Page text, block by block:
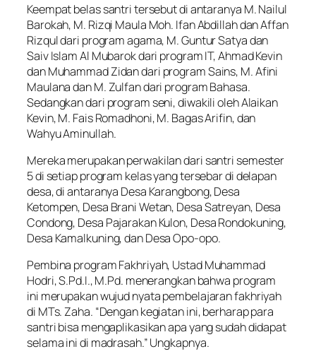
Keempat belas santri tersebut di antaranya M. Nailul
Barokah, M. Rizqi Maula Moh. Ifan Abdillah dan Affan
Rizqul dari program agama, M. Guntur Satya dan
Saiv Islam Al Mubarok dari program IT, Ahmad Kevin
dan Muhammad Zidan dari program Sains, M. Afini
Maulana dan M. Zulfan dari program Bahasa.
Sedangkan dari program seni, diwakili oleh Alaikan
Kevin, M. Fais Romadhoni, M. Bagas Arifin, dan
Wahyu Aminullah.
Mereka merupakan perwakilan dari santri semester
5 di setiap program kelas yang tersebar di delapan
desa, di antaranya Desa Karangbong, Desa
Ketompen, Desa Brani Wetan, Desa Satreyan, Desa
Condong, Desa Pajarakan Kulon, Desa Rondokuning,
Desa Kamalkuning, dan Desa Opo-opo.
Pembina program Fakhriyah, Ustad Muhammad
Hodri, S.Pd.I., M.Pd. menerangkan bahwa program
ini merupakan wujud nyata pembelajaran fakhriyah
di MTs. Zaha. “Dengan kegiatan ini, berharap para
santri bisa mengaplikasikan apa yang sudah didapat
selama ini di madrasah.” Ungkapnya.